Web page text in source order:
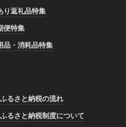
り返礼品特集
便特集
品・消耗品特集
ふるさと納税の流れ
ふるさと納税制度について